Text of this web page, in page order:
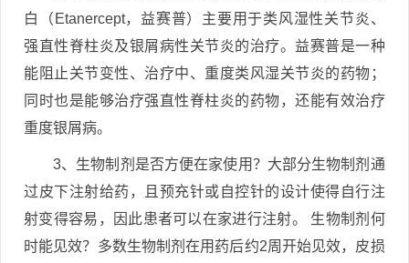
白（Etanercept，益赛普）主要用于类风湿性关节炎、
强直性脊柱炎及银屑病性关节炎的治疗。益赛普是一种
能阻止关节变性、治疗中、重度类风湿关节炎的药物；
同时也是能够治疗强直性脊柱炎的药物，还能有效治疗
重度银屑病。
3、生物制剂是否方便在家使用？大部分生物制剂通
过皮下注射给药，且预充针或自控针的设计使得自行注
射变得容易，因此患者可以在家进行注射。 生物制剂何
时能见效？多数生物制剂在用药后约2周开始见效，皮损